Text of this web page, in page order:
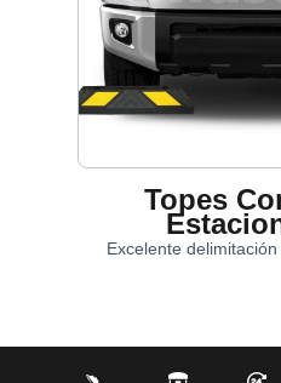
Topes
Excelente delimitación